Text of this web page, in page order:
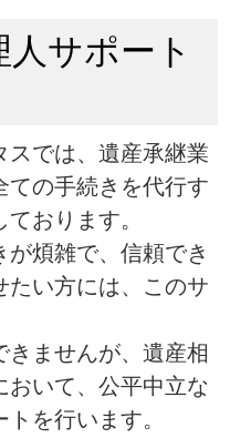
サポート
スでは、遺産承継業
ての手続きを代行す
おります。
煩雑で、信頼でき
たい方には、このサ
ませんが、遺産相
おいて、公平中立な
を行います。